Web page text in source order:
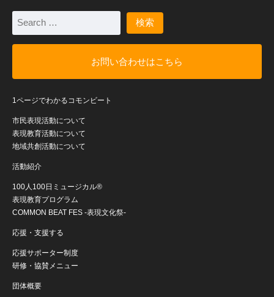
お問い合わせはこちら
1ページでわかるコモンビート
市民表現活動について
表現教育活動について
地域共創活動について
活動紹介
100人100日ミュージカル®
表現教育プログラム
COMMON BEAT FES -表現文化祭-
応援・支援する
応援サポーター制度
研修・協賛メニュー
団体概要